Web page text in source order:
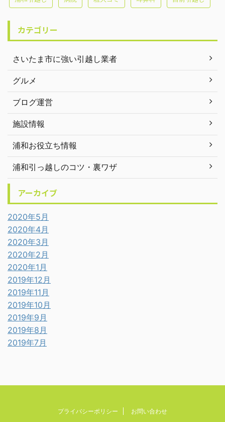
カテゴリー
さいたま市に強い引越し業者
グルメ
ブログ運営
施設情報
浦和お役立ち情報
浦和引っ越しのコツ・裏ワザ
アーカイブ
2020年5月
2020年4月
2020年3月
2020年2月
2020年1月
2019年12月
2019年11月
2019年10月
2019年9月
2019年8月
2019年7月
プライバシーポリシー お問い合わせ